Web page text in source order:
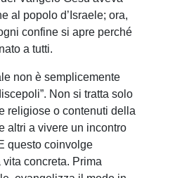
al popolo d’Israele; ora,
confine si apre perché
a tutti.
non è semplicemente
Non si tratta solo
religiose o contenuti della
altri a vivere un incontro
questo coinvolge
concreta. Prima